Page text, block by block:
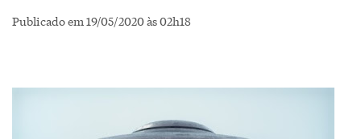
Publicado em 19/05/2020 às 02h18